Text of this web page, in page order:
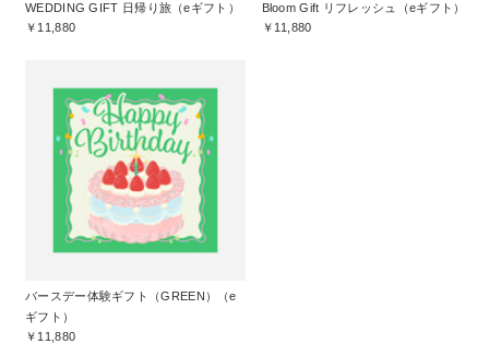
WEDDING GIFT 日帰り旅（eギフト）
￥11,880
Bloom Gift リフレッシュ（eギフト）
￥11,880
バースデー体験ギフト（GREEN）（e
ギフト）
￥11,880